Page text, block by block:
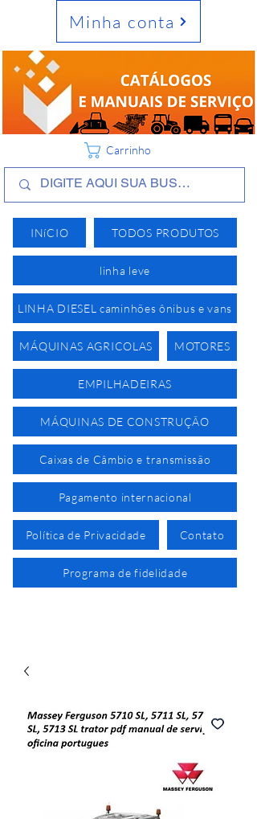
INíCIO TODOS PRODUTOS
linha leve
LINHA DIESEL caminhões ônibus e vans
MÁQUINAS AGRICOLAS MOTORES
EMPILHADEIRAS
MÁQUINAS DE CONSTRUÇÃO
Caixas de Câmbio e transmissão
Pagamento internacional
Política de Privacidade Contato
Programa de fidelidade
Minha conta
Carrinho